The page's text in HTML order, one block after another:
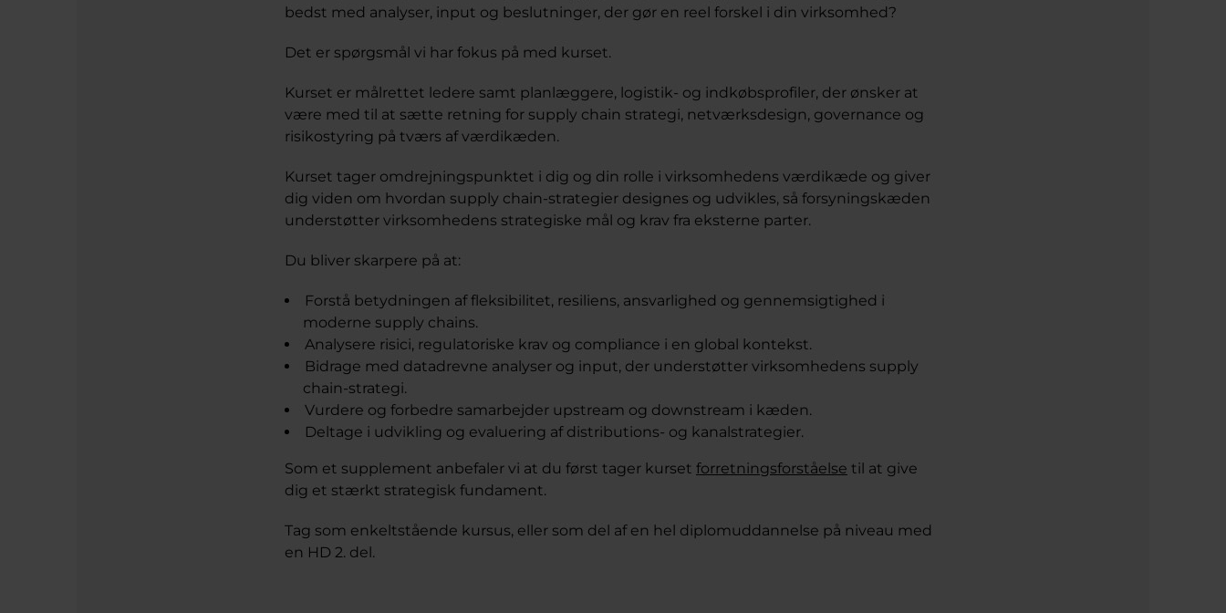
bedst med analyser, input og beslutninger, der gør en reel forskel i din virksomhed?
Det er spørgsmål vi har fokus på med kurset.
Kurset er målrettet ledere samt planlæggere, logistik- og indkøbsprofiler, der ønsker at
være med til at sætte retning for supply chain strategi, netværksdesign, governance og
risikostyring på tværs af værdikæden.
Kurset tager omdrejningspunktet i dig og din rolle i virksomhedens værdikæde og giver
dig viden om hvordan supply chain-strategier designes og udvikles, så forsyningskæden
understøtter virksomhedens strategiske mål og krav fra eksterne parter.
Du bliver skarpere på at:
Forstå betydningen af fleksibilitet, resiliens, ansvarlighed og gennemsigtighed i
moderne supply chains.
Analysere risici, regulatoriske krav og compliance i en global kontekst.
Bidrage med datadrevne analyser og input, der understøtter virksomhedens supply
chain-strategi.
Vurdere og forbedre samarbejder upstream og downstream i kæden.
Deltage i udvikling og evaluering af distributions- og kanalstrategier.
Som et supplement anbefaler vi at du først tager kurset forretningsforståelse til at give
dig et stærkt strategisk fundament.
Tag som enkeltstående kursus, eller som del af en hel diplomuddannelse på niveau med
en HD 2. del.